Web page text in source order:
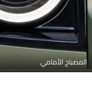
المصباح الأمامي